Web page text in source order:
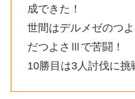
成できた！
世間はデルメゼのつ
だつよさⅢで苦闘！
10勝目は3人討伐に挑